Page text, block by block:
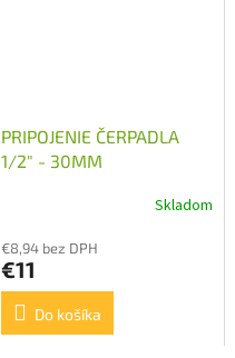
PRIPOJENIE ČERPADLA
1/2" - 30MM
Skladom
€8,94 bez DPH
€11
Do košíka